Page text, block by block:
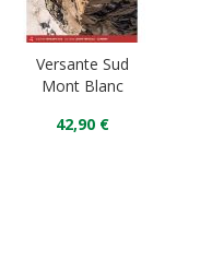
Versante Sud
Mont Blanc
42,90 €